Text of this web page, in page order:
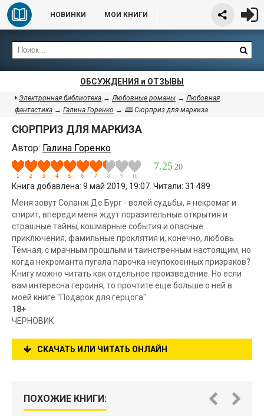
НОВИНКИ МОИ КНИГИ
ОБСУЖДЕНИЯ и ОТЗЫВЫ
Электронная библиотека →Любовные романы →Любовная
фантастика → Галина Горенко → 🕮 Сюрприз для маркиза
СЮРПРИЗ ДЛЯ МАРКИЗА
Автор: Галина Горенко
7.25 20
Книга добавлена: 9 май 2019, 19:07. Читали: 31 489
Меня зовут Соланж Де Бург - волей судьбы, я некромаг и
спирит, впереди меня ждут поразительные открытия и
страшные тайны, кошмарные события и опасные
приключения, фамильные проклятия и, конечно, любовь.
Тёмная, с мрачным прошлым и таинственным настоящим, но
когда некроманта пугала парочка неупокоенных призраков?
Книгу можно читать как отдельное произведение. Но если
вам интересна героиня, то прочтите еще больше о ней в
моей книге "Подарок для герцога".
18+
ЧЕРНОВИК
СКАЧАТЬ ИЛИ ЧИТАТЬ ОНЛАЙН
ПОХОЖИЕ КНИГИ: